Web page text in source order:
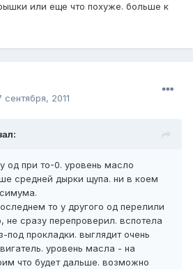
или еще что похуже. больше к
сентября, 2011
од при то-0. уровень масло
средней дырки щупа. ни в коем
то у другого од перелили
сразу перепроверил. вспотела
под прокладки. выглядит очень
уровень масла - на
что будет дальше. возможно